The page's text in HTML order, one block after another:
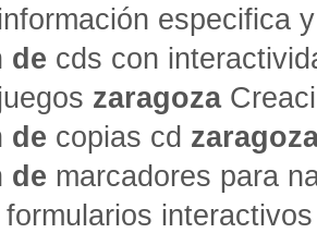
especifica
de cds con
zaragoza
de copias cd
de marcadores para
formularios